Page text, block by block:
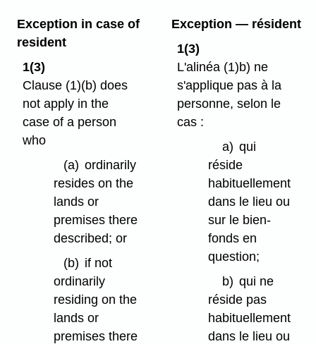
Exception in case of
resident
1(3)
Clause (1)⁠(b) does
not apply in the
case of a person
who
(a) ordinarily
resides on the
lands or
premises there
described; or
(b) if not
ordinarily
residing on the
lands or
premises there
Exception — résident
1(3)
L'alinéa (1)b) ne
s'applique pas à la
personne, selon le
cas :
a) qui
réside
habituellement
dans le lieu ou
sur le bien-
fonds en
question;
b) qui ne
réside pas
habituellement
dans le lieu ou